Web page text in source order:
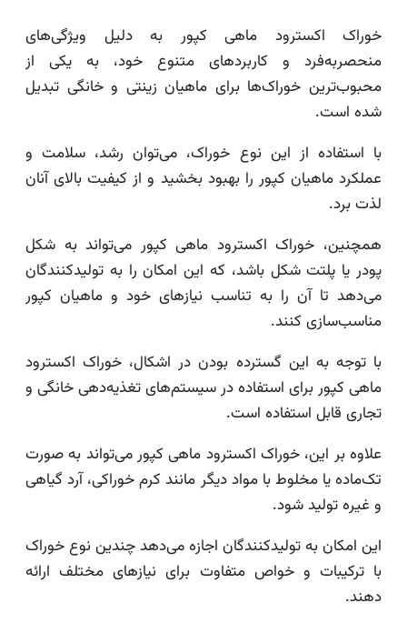
خوراک اکسترود ماهی کپور به دلیل ویژگی‌های
منحصربه‌فرد و کاربردهای متنوع خود، به یکی از
محبوب‌ترین خوراک‌ها برای ماهیان زینتی و خانگی تبدیل
شده است.
با استفاده از این نوع خوراک، می‌توان رشد، سلامت و
عملکرد ماهیان کپور را بهبود بخشید و از کیفیت بالای آنان
لذت برد.
همچنین، خوراک اکسترود ماهی کپور می‌تواند به شکل
پودر یا پلتت شکل باشد، که این امکان را به تولیدکنندگان
می‌دهد تا آن را به تناسب نیازهای خود و ماهیان کپور
مناسب‌سازی کنند.
با توجه به این گسترده بودن در اشکال، خوراک اکسترود
ماهی کپور برای استفاده در سیستم‌های تغذیه‌دهی خانگی و
تجاری قابل استفاده است.
علاوه بر این، خوراک اکسترود ماهی کپور می‌تواند به صورت
تک‌ماده یا مخلوط با مواد دیگر مانند کرم خوراکی، آرد گیاهی
و غیره تولید شود.
این امکان به تولیدکنندگان اجازه می‌دهد چندین نوع خوراک
با ترکیبات و خواص متفاوت برای نیازهای مختلف ارائه
دهند.